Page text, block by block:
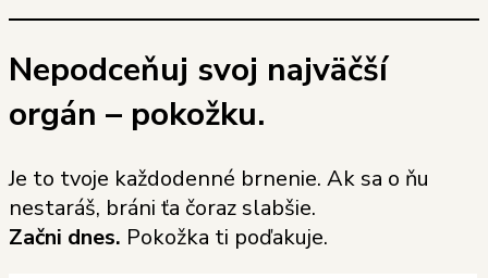
Nepodceňuj svoj najväčší
orgán – pokožku.
Je to tvoje každodenné brnenie. Ak sa o ňu
nestaráš, bráni ťa čoraz slabšie.
Začni dnes. Pokožka ti poďakuje.